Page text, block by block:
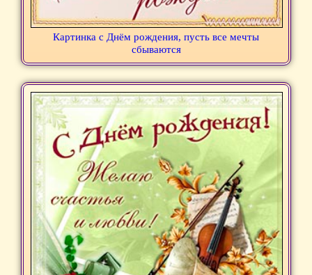
Картинка с Днём рождения, пусть все мечты
сбываются